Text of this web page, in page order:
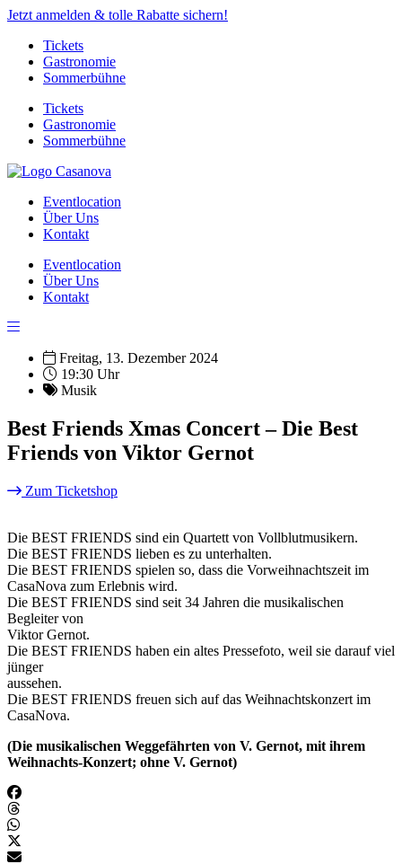
Jetzt anmelden & tolle Rabatte sichern!
Tickets
Gastronomie
Sommerbühne
Tickets
Gastronomie
Sommerbühne
Eventlocation
Über Uns
Kontakt
Eventlocation
Über Uns
Kontakt
Freitag, 13. Dezember 2024
19:30 Uhr
Musik
Best Friends Xmas Concert – Die Best
Friends von Viktor Gernot
Zum Ticketshop
Die BEST FRIENDS sind ein Quartett von Vollblutmusikern.
Die BEST FRIENDS lieben es zu unterhalten.
Die BEST FRIENDS spielen so, dass die Vorweihnachtszeit im
CasaNova zum Erlebnis wird.
Die BEST FRIENDS sind seit 34 Jahren die musikalischen
Begleiter von
Viktor Gernot.
Die BEST FRIENDS haben ein altes Pressefoto, weil sie darauf viel
jünger
aussehen.
Die BEST FRIENDS freuen sich auf das Weihnachtskonzert im
CasaNova.
(Die musikalischen Weggefährten von V. Gernot, mit ihrem
Weihnachts-Konzert; ohne V. Gernot)